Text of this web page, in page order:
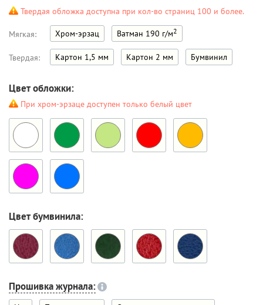
Твердая обложка доступна при кол-во страниц 100 и более.
Мягкая: Хром-эрзац Ватман 190 г/м2
Твердая: Картон 1,5 мм Картон 2 мм Бумвинил
Цвет обложки:
При хром-эрзаце доступен только белый цвет
Цвет бумвинила:
Прошивка журнала: